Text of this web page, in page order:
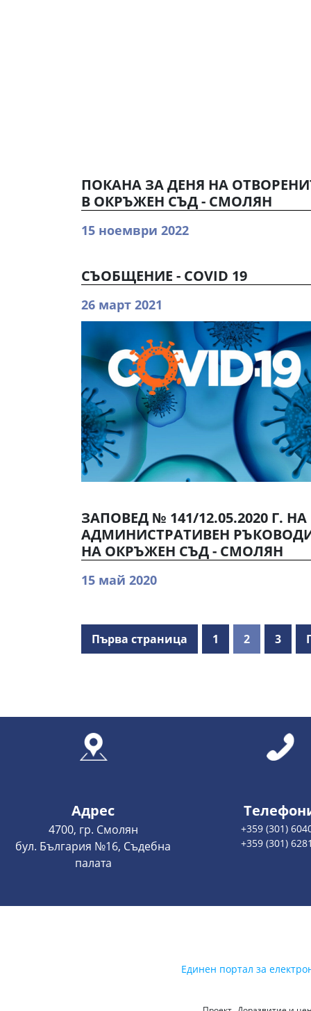
ПОКАНА ЗА ДЕНЯ НА
В ОКРЪЖЕН СЪД - СМОЛЯН
15 ноември 2022
СЪОБЩЕНИЕ - COVID 19
26 март 2021
ЗАПОВЕД № 141/12.05.2020 Г. НА
АДМИНИСТРАТИВЕН
НА ОКРЪЖЕН СЪД - СМОЛЯН
15 май 2020
Първа страница 1 2 3
Адрес
4700, гр. Смолян
бул. България №16, Съдебна
палата
+359 (301)
+359 (301)
Единен портал за